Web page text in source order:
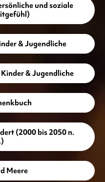
und soziale
& Jugendliche
& Jugendliche
(2000 bis 2050 n.
Meere